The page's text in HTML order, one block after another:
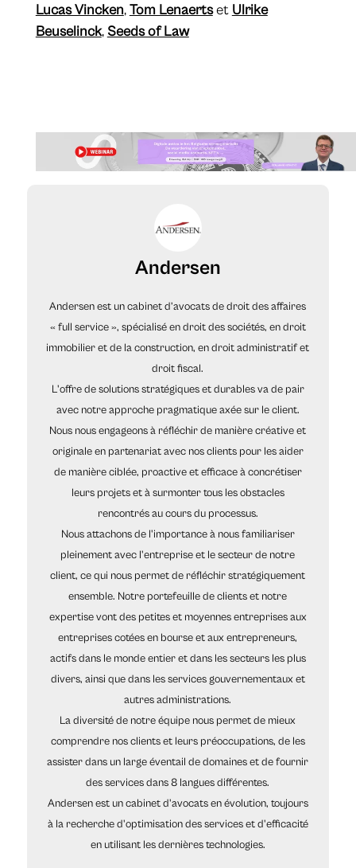
Lucas Vincken,Tom Lenaertset Ulrike
Beuselinck, Seeds of Law
Andersen
Andersen est un cabinet d’avocats de droit des affaires
« full service », spécialisé en droit des sociétés, en droit
immobilier et de la construction, en droit administratif et
droit fiscal.
L'offre de solutions stratégiques et durables va de pair
avec notre approche pragmatique axée sur le client.
Nous nous engageons à réfléchir de manière créative et
originale en partenariat avec nos clients pour les aider
de manière ciblée, proactive et efficace à concrétiser
leurs projets et à surmonter tous les obstacles
rencontrés au cours du processus.
Nous attachons de l'importance à nous familiariser
pleinement avec l'entreprise et le secteur de notre
client, ce qui nous permet de réfléchir stratégiquement
ensemble. Notre portefeuille de clients et notre
expertise vont des petites et moyennes entreprises aux
entreprises cotées en bourse et aux entrepreneurs,
actifs dans le monde entier et dans les secteurs les plus
divers, ainsi que dans les services gouvernementaux et
autres administrations.
La diversité de notre équipe nous permet de mieux
comprendre nos clients et leurs préoccupations, de les
assister dans un large éventail de domaines et de fournir
des services dans 8 langues différentes.
Andersen est un cabinet d'avocats en évolution, toujours
à la recherche d'optimisation des services et d'efficacité
en utilisant les dernières technologies.